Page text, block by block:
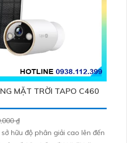
MẶT TRỜI TAPO C460
₫
hữu độ phân giải cao lên đến